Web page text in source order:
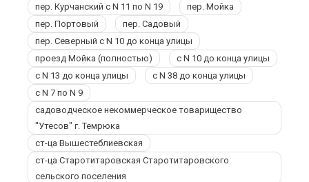
пер. Курчанский с N 11 по N 19
пер. Мойка
пер. Портовый
пер. Садовый
пер. Северный с N 10 до конца улицы
проезд Мойка (полностью)
с N 10 до конца улицы
с N 13 до конца улицы
с N 38 до конца улицы
с N 7 по N 9
садоводческое некоммерческое товарищество
"Утесов" г. Темрюка
ст-ца Вышестеблиевская
ст-ца Старотитаровская Старотитаровского
сельского поселения